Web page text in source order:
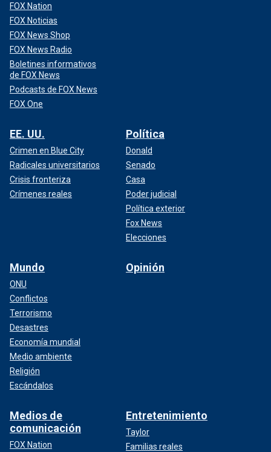
FOX Nation
FOX Noticias
FOX News Shop
FOX News Radio
Boletines informativos
de FOX News
Podcasts de FOX News
FOX One
EE. UU.
Crimen en Blue City
Radicales universitarios
Crisis fronteriza
Crímenes reales
Política
Donald
Senado
Casa
Poder judicial
Política exterior
Fox News
Elecciones
Mundo
ONU
Conflictos
Terrorismo
Desastres
Economía mundial
Medio ambiente
Religión
Escándalos
Opinión
Medios de
comunicación
FOX Nation
Entretenimiento
Taylor
Familias reales